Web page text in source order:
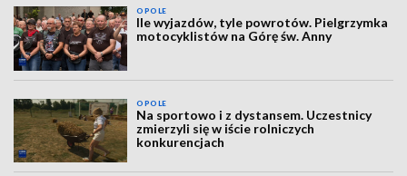
OPOLE
Ile wyjazdów, tyle powrotów. Pielgrzymka
motocyklistów na Górę św. Anny
OPOLE
Na sportowo i z dystansem. Uczestnicy
zmierzyli się w iście rolniczych
konkurencjach